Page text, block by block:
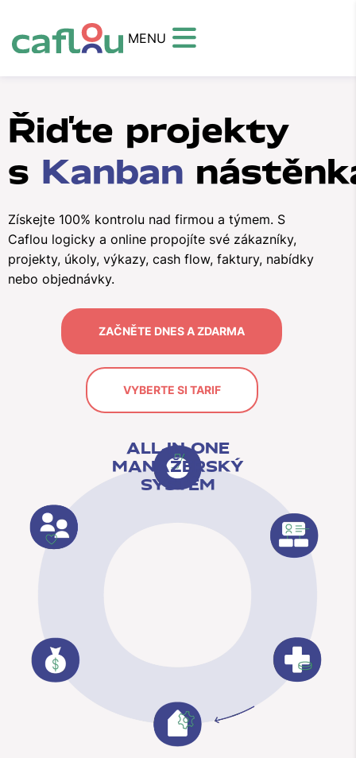
MENU
Řiďte projekty
s Kanban
Získejte 100% kontrolu nad firmou a týmem. S
Caflou logicky a online propojíte své zákazníky,
projekty, úkoly, výkazy, cash flow, faktury, nabídky
nebo objednávky.
ZAČNĚTE DNES A ZDARMA
VYBERTE SI TARIF
ALL-IN-ONE
MANAŽERSKÝ
SYSTÉM